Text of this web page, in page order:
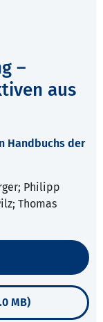
–
aus
Handbuchs der
Philipp
Thomas
MB)